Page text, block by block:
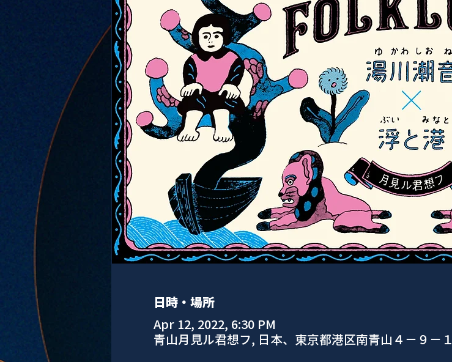
日時・場所
Apr 12, 2022, 6:30 PM
青山月見ル君想フ, 日本、東京都港区南青山４−９−１